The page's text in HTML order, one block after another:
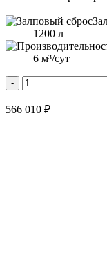
1200 л
6 м³/сут
-
566 010 ₽